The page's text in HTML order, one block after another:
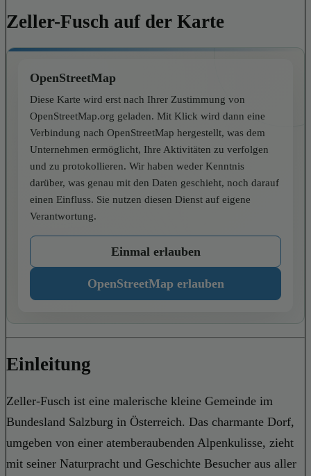
Zeller-Fusch auf der Karte
OpenStreetMap
Diese Karte wird erst nach Ihrer Zustimmung von
OpenStreetMap.org geladen. Mit Klick wird dann eine
Verbindung nach OpenStreetMap hergestellt, was dem
Unternehmen ermöglicht, Ihre Aktivitäten zu verfolgen
und zu protokollieren. Wir haben weder Kenntnis
darüber, was genau mit den Daten geschieht, noch darauf
einen Einfluss. Sie nutzen diesen Dienst auf eigene
Verantwortung.
Einmal erlauben
OpenStreetMap erlauben
Einleitung
Zeller-Fusch ist eine malerische kleine Gemeinde im
Bundesland Salzburg in Österreich. Das charmante Dorf,
umgeben von einer atemberaubenden Alpenkulisse, zieht
mit seiner Naturpracht und Geschichte Besucher aus aller